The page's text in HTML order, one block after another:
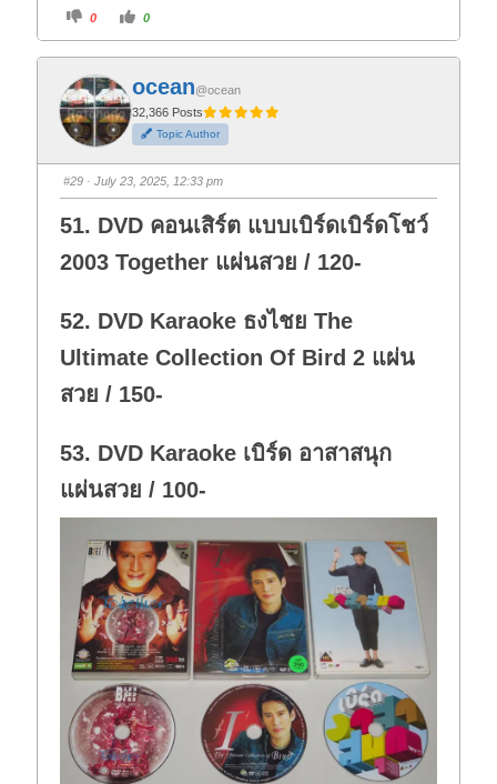
C
i
f
o
r
t
h
u
m
b
d
o
.
0
C
i
o
t
h
u
m
b
u
p
0
ocean@ocean
32,366 Posts
Topic Author
#29 · July 23, 2025, 12:33 pm
51. DVD คอนเสิร์ต แบบเบิร์ดเบิร์ดโชว์
2003 Together แผ่นสวย / 120-
52. DVD Karaoke ธงไชย The
Ultimate Collection Of Bird 2 แผ่น
สวย / 150-
53. DVD Karaoke เบิร์ด อาสาสนุก
แผ่นสวย / 100-